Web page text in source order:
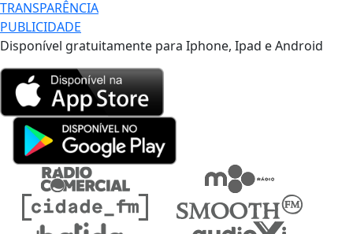
TRANSPARÊNCIA
PUBLICIDADE
Disponível gratuitamente para Iphone, Ipad e Android